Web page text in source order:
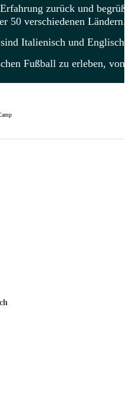
zurück und
50 verschiedenen Ländern.
Italienisch und Englisch.
Fußball zu erleben,